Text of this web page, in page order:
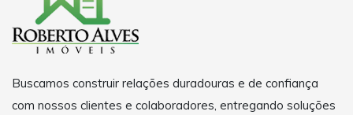
Buscamos construir relações duradouras e de confiança
com nossos clientes e colaboradores, entregando soluções